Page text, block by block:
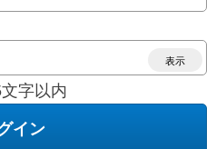
表示
字以内